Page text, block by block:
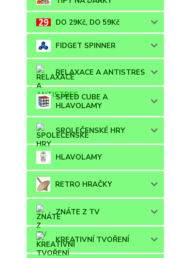
DO 29Kč, DO 59Kč
FIDGET SPINNER
RELAXACE A ANTISTRES
SPEED CUBE A
HLAVOLAMY
SPOLEČENSKÉ HRY
HLAVOLAMY
RETRO HRAČKY
ZNÁTE Z TV
KREATIVNÍ TVOŘENÍ